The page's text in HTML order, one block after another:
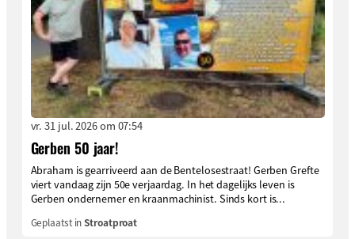
vr. 31 jul. 2026 om 07:54
Gerben 50 jaar!
Abraham is gearriveerd aan de Bentelosestraat! Gerben Grefte
viert vandaag zijn 50e verjaardag. In het dagelijks leven is
Gerben ondernemer en kraanmachinist. Sinds kort is...
Geplaatst inStroatproat